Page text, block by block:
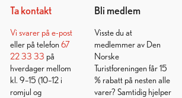
Ta kontakt
Vi svarer på e-post
eller på telefon 67
22 33 33 på
hverdager mellom
kl. 9–15 (10–12 i
romjul og
Bli medlem
Visste du at
medlemmer av Den
Norske
Turistforeningen får 15
% rabatt på nesten alle
varer? Samtidig hjelper